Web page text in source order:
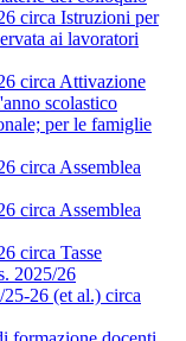
circa Istruzioni per
ai lavoratori
circa Attivazione
scolastico
per le famiglie
circa Assemblea
circa Assemblea
circa Tasse
2025/26
26 (et al.) circa